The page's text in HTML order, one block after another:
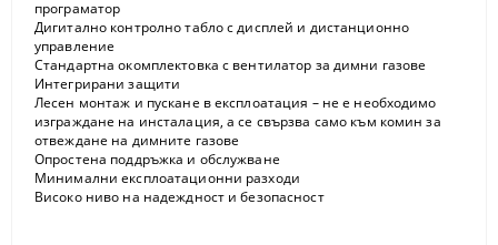
програматор
Дигитално контролно табло с дисплей и дистанционно
управление
Стандартна окомплектовка с вентилатор за димни газове
Интегрирани защити
Лесен монтаж и пускане в експлоатация – не е необходимо
изграждане на инсталация, а се свързва само към комин за
отвеждане на димните газове
Опростена поддръжка и обслужване
Минимални експлоатационни разходи
Високо ниво на надеждност и безопасност